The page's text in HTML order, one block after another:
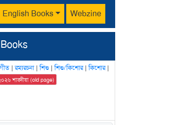
English Books Webzine
|রম্যরচনা|শিশু |শিশু/কিশোর|কিশোর|
শারদীয়া (old page)